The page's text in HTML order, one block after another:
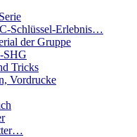
Schlüssel-Erlebnis…
der Gruppe
SHG
Tricks
Vordrucke